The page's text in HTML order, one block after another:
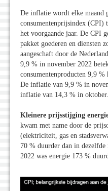
De inflatie wordt elke maand
consumentenprijsindex (CPI)
het voorgaande jaar. De CPI
pakket goederen en diensten
aangeschaft door de
9,9 % in november 2022
consumentenproducten 9,9
De inflatie van 9,9 % in
inflatie van 14,3 % in oktober.
Kleinere prijsstijging
kwam met name door de
(elektriciteit, gas en
70 % duurder dan in dezelfde
2022 was energie 173 %